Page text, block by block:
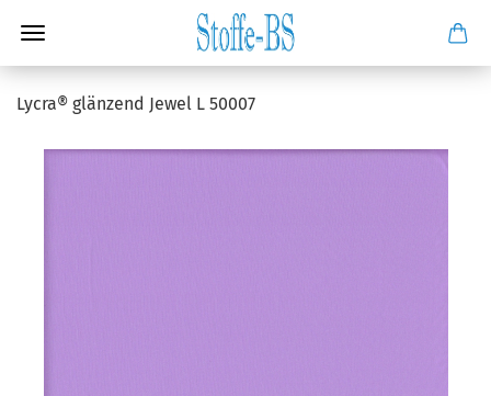
Lycra® glänzend Jewel L 50007